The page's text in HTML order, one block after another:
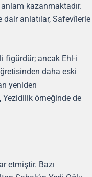
anlam kazanmaktadır.
anlatılar, Safevîlerle
figürdür; ancak Ehl-i
daha eski
yeniden
örneğinde de
etmiştir. Bazı